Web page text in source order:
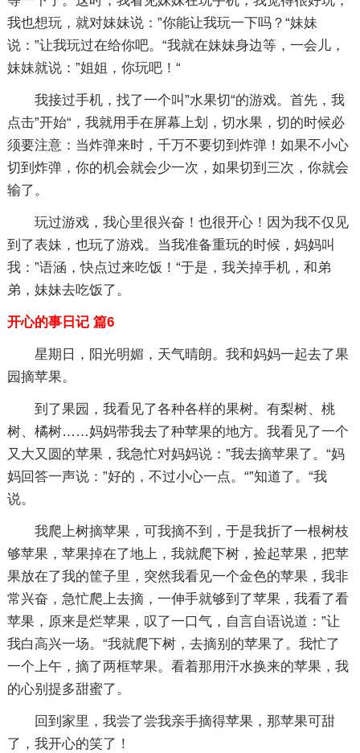
我也想玩，就对妹妹说：”你能让我玩一下吗？“妹妹
说：”让我玩过在给你吧。“我就在妹妹身边等，一会儿，
妹妹就说：”姐姐，你玩吧！“
我接过手机，找了一个叫”水果切“的游戏。首先，我
点击”开始“，我就用手在屏幕上划，切水果，切的时候必
须要注意：当炸弹来时，千万不要切到炸弹！如果不小心
切到炸弹，你的机会就会少一次，如果切到三次，你就会
输了。
玩过游戏，我心里很兴奋！也很开心！因为我不仅见
到了表妹，也玩了游戏。当我准备重玩的时候，妈妈叫
我：”语涵，快点过来吃饭！“于是，我关掉手机，和弟
弟，妹妹去吃饭了。
开心的事日记 篇6
星期日，阳光明媚，天气晴朗。我和妈妈一起去了果
园摘苹果。
到了果园，我看见了各种各样的果树。有梨树、桃
树、橘树……妈妈带我去了种苹果的地方。我看见了一个
又大又圆的苹果，我急忙对妈妈说：”我去摘苹果了。“妈
妈回答一声说：”好的，不过小心一点。“”知道了。“我
说。
我爬上树摘苹果，可我摘不到，于是我折了一根树枝
够苹果，苹果掉在了地上，我就爬下树，捡起苹果，把苹
果放在了我的筐子里，突然我看见一个金色的苹果，我非
常兴奋，急忙爬上去摘，一伸手就够到了苹果，我看了看
苹果，原来是烂苹果，叹了一口气，自言自语说道：”让
我白高兴一场。“我就爬下树，去摘别的苹果了。我忙了
一个上午，摘了两框苹果。看着那用汗水换来的苹果，我
的心别提多甜蜜了。
回到家里，我尝了尝我亲手摘得苹果，那苹果可甜
了，我开心的笑了！